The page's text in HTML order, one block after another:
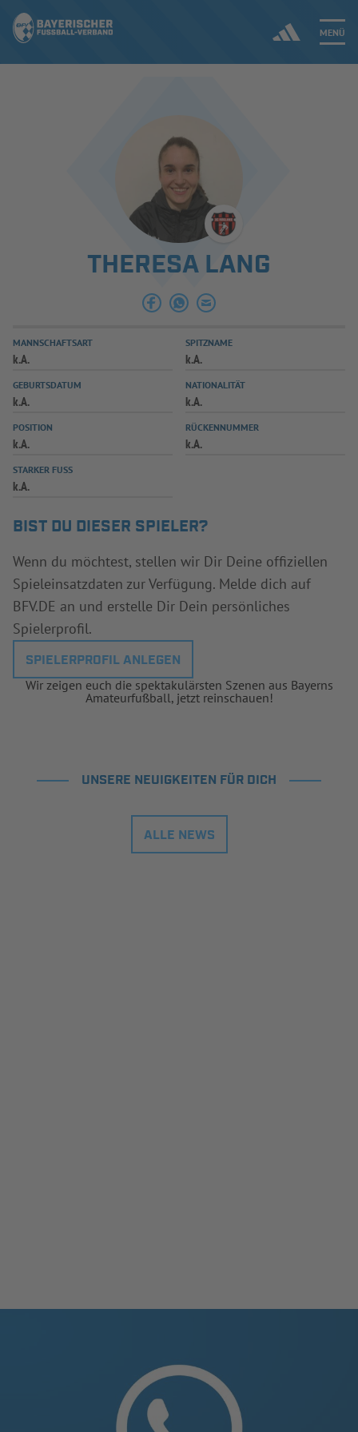
MENÜ
ERGEBNISSE & WETTBEWERBE
SPIELBETRIEB & VERBANDSLEBEN
AUSBILDUNG & FÖRDERUNG
SPIELPLUS
THERESA LANG
MANNSCHAFTSART
k.A.
SPITZNAME
k.A.
GEBURTSDATUM
k.A.
NATIONALITÄT
k.A.
POSITION
k.A.
RÜCKENNUMMER
k.A.
STARKER FUSS
k.A.
BIST DU DIESER SPIELER?
Wenn du möchtest, stellen wir Dir Deine offiziellen
Spieleinsatzdaten zur Verfügung. Melde dich auf
BFV.DE an und erstelle Dir Dein persönliches
Spielerprofil.
SPIELERPROFIL ANLEGEN
Wir zeigen euch die spektakulärsten Szenen aus Bayerns
Amateurfußball, jetzt reinschauen!
UNSERE NEUIGKEITEN FÜR DICH
ALLE NEWS